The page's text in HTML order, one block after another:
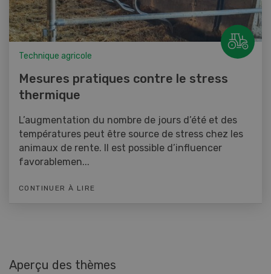
Technique agricole
Mesures pratiques contre le stress
thermique
L’augmentation du nombre de jours d’été et des
températures peut être source de stress chez les
animaux de rente. Il est possible d’influencer
favorablemen...
CONTINUER À LIRE
Aperçu des thèmes